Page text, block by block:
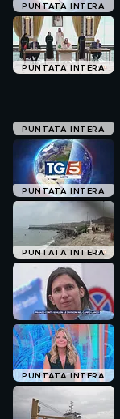
PUNTATA INTERA
PUNTATA INTERA
PUNTATA INTERA
PUNTATA INTERA
PUNTATA INTERA
PUNTATA INTERA